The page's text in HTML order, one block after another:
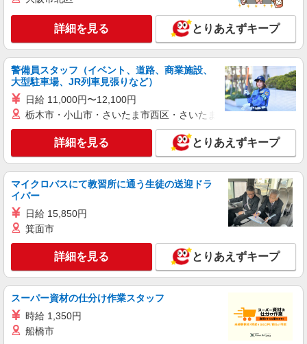
時給：1,350円〜 月収例：229,000円(時給
×7.75H実働×19日稼働＋各種手当)
大阪府松原市 勤務詳細：松原市 通勤方法：徒
歩/車/自転車/バス/電車/バイク 最寄り駅：恵我ノ
荘駅から徒歩16分・車4分 ※構内の（無料）駐車
場利用OK
キープ 詳細を見る
アルバイト パート
物流センター構内で荷物の簡単な仕分け
日給9,000円〜 早上がりでも日給保障！
大阪府松原市一津屋の物流センター内 ※マイ
詳細を見る
株式会社日本ワークプレイス関西/523
ピッキング作業
時給1,240円 月収例： 月・火＞1240円×7時間
＝8,680円×8日＝6万9440円 水・木・金＞1240円
×6時間＝7,440円×12日＝8万9,280円 合計15万
詳細を見る とりあえずキープ
警備員スタッフ（イベント、道路、商業施設、
大型駐車場、JR列車見張りなど）
日給 11,000円〜12,100円
栃木市・小山市・さいたま市西区・さいたま市岩槻区・久喜市・
詳細を見る とりあえずキープ
マイクロバスにて教習所に通う生徒の送迎ドラ
イバー
日給 15,850円
箕面市
詳細を見る とりあえずキープ
スーパー資材の仕分け作業スタッフ
時給 1,350円
船橋市